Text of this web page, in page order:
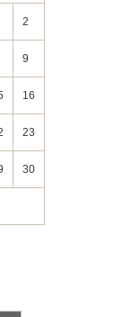
2
9
16
23
30